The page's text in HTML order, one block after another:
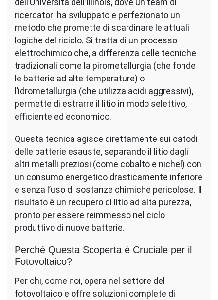
dell’Università dell’Illinois, dove un team di
ricercatori ha sviluppato e perfezionato un
metodo che promette di scardinare le attuali
logiche del riciclo. Si tratta di un processo
elettrochimico che, a differenza delle tecniche
tradizionali come la pirometallurgia (che fonde
le batterie ad alte temperature) o
l’idrometallurgia (che utilizza acidi aggressivi),
permette di estrarre il litio in modo selettivo,
efficiente ed economico.
Questa tecnica agisce direttamente sui catodi
delle batterie esauste, separando il litio dagli
altri metalli preziosi (come cobalto e nichel) con
un consumo energetico drasticamente inferiore
e senza l’uso di sostanze chimiche pericolose. Il
risultato è un recupero di litio ad alta purezza,
pronto per essere reimmesso nel ciclo
produttivo di nuove batterie.
Perché Questa Scoperta è Cruciale per il
Fotovoltaico?
Per chi, come noi, opera nel settore del
fotovoltaico e offre soluzioni complete di